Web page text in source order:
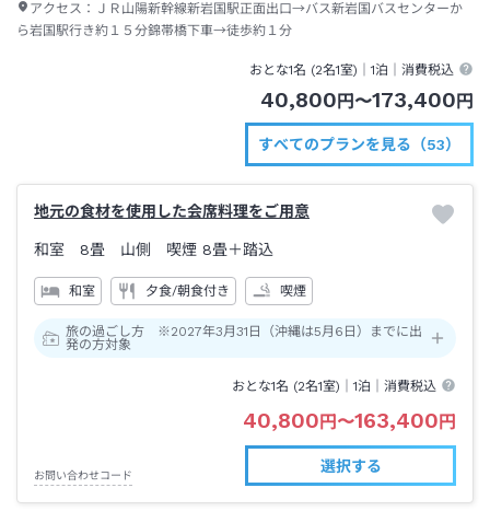
アクセス： ＪＲ山陽新幹線新岩国駅正面出口→バス新岩国バスセンターか
ら岩国駅行き約１５分錦帯橋下車→徒歩約１分
おとな1名 (2名1室)｜1泊 ｜消費税込
40,800 円 〜173,400 円
すべてのプランを見る（53）
地元の食材を使用した会席料理をご用意
和室 8畳 山側 喫煙 8畳＋踏込
和室 夕食/朝食付き 喫煙
旅の過ごし方 ※2027年3月31日（沖縄は5月6日）までに出
発の方対象
おとな1名 (2名1室)｜1泊 ｜消費税込
40,800 円 〜163,400 円
お問い合わせコード
選択する